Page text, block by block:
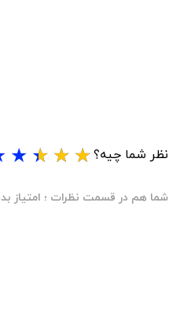
نظر شما چیه؟★
★
★
★
شما هم در قسمت نظرات ؛ امتیاز